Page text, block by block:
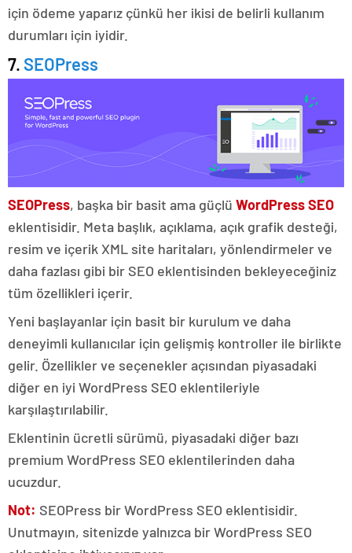
için ödeme yaparız çünkü her ikisi de belirli kullanım
durumları için iyidir.
7. SEOPress
SEOPress, başka bir basit ama güçlü WordPress SEO
eklentisidir. Meta başlık, açıklama, açık grafik desteği,
resim ve içerik XML site haritaları, yönlendirmeler ve
daha fazlası gibi bir SEO eklentisinden bekleyeceğiniz
tüm özellikleri içerir.
Yeni başlayanlar için basit bir kurulum ve daha
deneyimli kullanıcılar için gelişmiş kontroller ile birlikte
gelir. Özellikler ve seçenekler açısından piyasadaki
diğer en iyi WordPress SEO eklentileriyle
karşılaştırılabilir.
Eklentinin ücretli sürümü, piyasadaki diğer bazı
premium WordPress SEO eklentilerinden daha
ucuzdur.
Not: SEOPress bir WordPress SEO eklentisidir.
Unutmayın, sitenizde yalnızca bir WordPress SEO